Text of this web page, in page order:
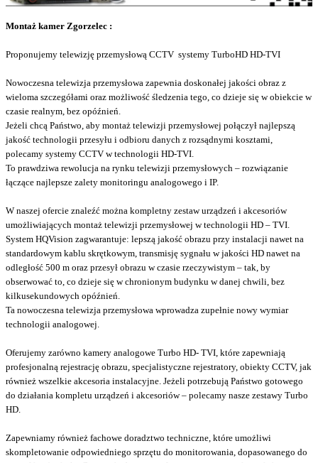
Montaż kamer Zgorzelec :
Proponujemy telewizję przemysłową CCTV systemy TurboHD HD-TVI
Nowoczesna telewizja przemysłowa zapewnia doskonałej jakości obraz z
wieloma szczegółami oraz możliwość śledzenia tego, co dzieje się w obiekcie w
czasie realnym, bez opóźnień.
Jeżeli chcą Państwo, aby montaż telewizji przemysłowej połączył najlepszą
jakość technologii przesyłu i odbioru danych z rozsądnymi kosztami,
polecamy systemy CCTV w technologii HD-TVI.
To prawdziwa rewolucja na rynku telewizji przemysłowych – rozwiązanie
łączące najlepsze zalety monitoringu analogowego i IP.
W naszej ofercie znaleźć można kompletny zestaw urządzeń i akcesoriów
umożliwiających montaż telewizji przemysłowej w technologii HD – TVI.
System HQVision zagwarantuje: lepszą jakość obrazu przy instalacji nawet na
standardowym kablu skrętkowym, transmisję sygnału w jakości HD nawet na
odległość 500 m oraz przesył obrazu w czasie rzeczywistym – tak, by
obserwować to, co dzieje się w chronionym budynku w danej chwili, bez
kilkusekundowych opóźnień.
Ta nowoczesna telewizja przemysłowa wprowadza zupełnie nowy wymiar
technologii analogowej.
Oferujemy zarówno kamery analogowe Turbo HD- TVI, które zapewniają
profesjonalną rejestrację obrazu, specjalistyczne rejestratory, obiekty CCTV, jak
również wszelkie akcesoria instalacyjne. Jeżeli potrzebują Państwo gotowego
do działania kompletu urządzeń i akcesoriów – polecamy nasze zestawy Turbo
HD.
Zapewniamy również fachowe doradztwo techniczne, które umożliwi
skompletowanie odpowiedniego sprzętu do monitorowania, dopasowanego do